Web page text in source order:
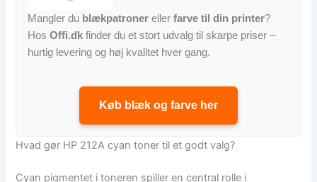
Mangler du blækpatroner ellerfarve til din printer?
HosOffi.dk finder du et stort udvalg til skarpe priser –
hurtig levering og høj kvalitet hver gang.
Køb blæk og farve her
Hvad gør HP 212A cyan toner til et godt valg?
Cyan pigmentet i toneren spiller en central rolle i